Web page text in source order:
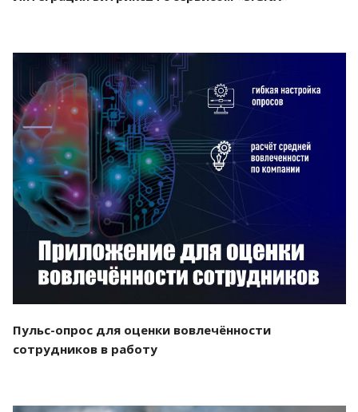
Смотреть проект
Пульс-опрос для оценки вовлечённости
сотрудников в работу